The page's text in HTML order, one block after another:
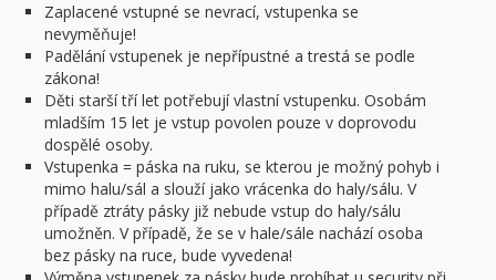
Zaplacené vstupné se nevrací, vstupenka se
nevyměňuje!
Padělání vstupenek je nepřípustné a trestá se podle
zákona!
Děti starší tří let potřebují vlastní vstupenku. Osobám
mladším 15 let je vstup povolen pouze v doprovodu
dospělé osoby.
Vstupenka = páska na ruku, se kterou je možný pohyb i
mimo halu/sál a slouží jako vrácenka do haly/sálu. V
případě ztráty pásky již nebude vstup do haly/sálu
umožněn. V případě, že se v hale/sále nachází osoba
bez pásky na ruce, bude vyvedena!